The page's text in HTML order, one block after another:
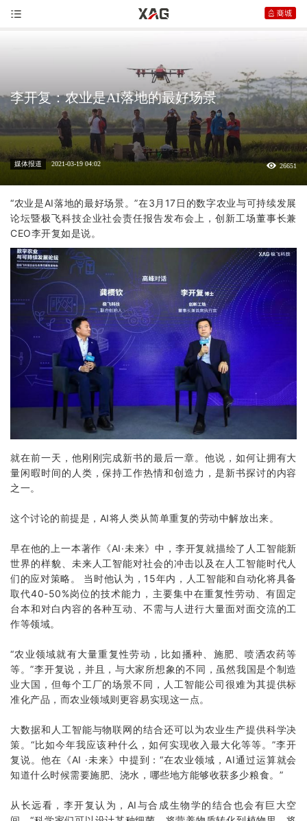
李开复：农业是AI落地的最好场景
媒体报道 2021-03-19 04:02 26651
“农业是AI落地的最好场景。”在3月17日的数字农业与可持续发展
论坛暨极飞科技企业社会责任报告发布会上，创新工场董事长兼
CEO李开复如是说。
就在前一天，他刚刚完成新书的最后一章。他说，如何让拥有大
量闲暇时间的人类，保持工作热情和创造力，是新书探讨的内容
之一。
这个讨论的前提是，AI将人类从简单重复的劳动中解放出来。
早在他的上一本著作《AI·未来》中，李开复就描绘了人工智能新
世界的样貌、未来人工智能对社会的冲击以及在人工智能时代人
们的应对策略。 当时他认为，15年内，人工智能和自动化将具备
取代40-50%岗位的技术能力，主要集中在重复性劳动、有固定
台本和对白内容的各种互动、不需与人进行大量面对面交流的工
作等领域。
“农业领域就有大量重复性劳动，比如播种、施肥、喷洒农药等
等。”李开复说，并且，与大家所想象的不同，虽然我国是个制造
业大国，但每个工厂的场景不同，人工智能公司很难为其提供标
准化产品，而农业领域则更容易实现这一点。
大数据和人工智能与物联网的结合还可以为农业生产提供科学决
策。“比如今年我应该种什么，如何实现收入最大化等等。”李开
复说。他在《AI ·未来》中提到：“在农业领域，AI通过运算就会
知道什么时候需要施肥、浇水，哪些地方能够收获多少粮食。”
从长远看，李开复认为，AI与合成生物学的结合也会有巨大空